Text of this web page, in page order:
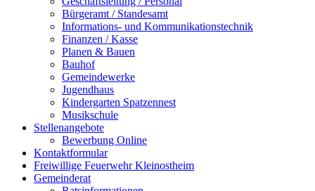
Bürgeramt / Standesamt
Informations- und Kommunikationstechnik
Finanzen / Kasse
Planen & Bauen
Bauhof
Gemeindewerke
Jugendhaus
Kindergarten Spatzennest
Musikschule
Stellenangebote
Bewerbung Online
Kontaktformular
Freiwillige Feuerwehr Kleinostheim
Gemeinderat